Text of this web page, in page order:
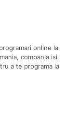
online la
compania isi
a te programa la